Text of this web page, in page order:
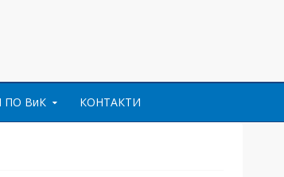
ПО ВиК КОНТАКТИ